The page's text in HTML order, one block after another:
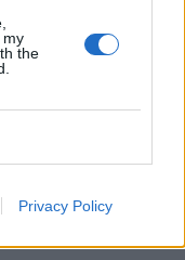
my
the
Privacy Policy
με στήριξη
από το
τιμών τον
έδαφος ο